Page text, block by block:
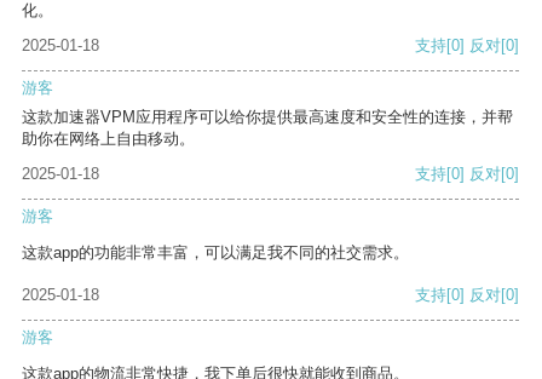
化。
2025-01-18
支持[0] 反对[0]
游客
这款加速器VPM应用程序可以给你提供最高速度和安全性的连接，并帮
助你在网络上自由移动。
2025-01-18
支持[0] 反对[0]
游客
这款app的功能非常丰富，可以满足我不同的社交需求。
2025-01-18 支持[0] 反对[0]
游客
这款app的物流非常快捷，我下单后很快就能收到商品。